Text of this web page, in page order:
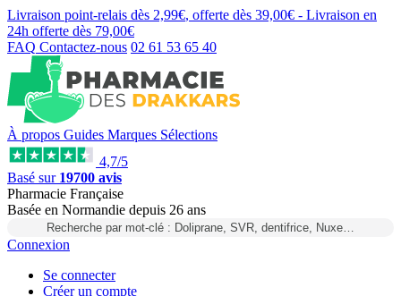
Livraison point-relais dès 2,99€, offerte dès 39,00€ - Livraison en
24h offerte dès 79,00€
FAQ Contactez-nous 02 61 53 65 40
À propos Guides Marques Sélections
4,7/5
Basé sur 19700 avis
Pharmacie Française
Basée en Normandie depuis 26 ans
Recherche par mot-clé : Doliprane, SVR, dentifrice, Nuxe…
Connexion
Se connecter
Créer un compte